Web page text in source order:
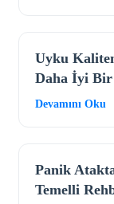
Uyku
Daha İyi
Devamını Oku
Panik
Temelli